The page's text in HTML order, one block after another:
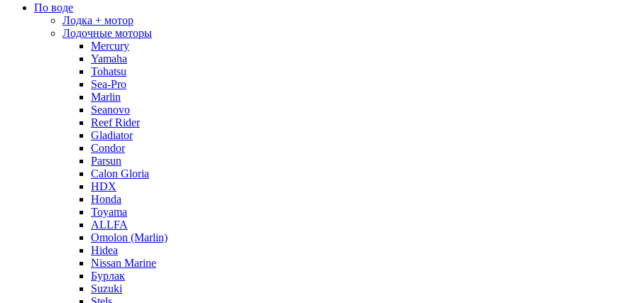
По воде
Лодка + мотор
Лодочные моторы
Mercury
Yamaha
Tohatsu
Sea-Pro
Marlin
Seanovo
Reef Rider
Gladiator
Condor
Parsun
Calon Gloria
HDX
Honda
Toyama
ALLFA
Omolon (Marlin)
Hidea
Nissan Marine
Бурлак
Suzuki